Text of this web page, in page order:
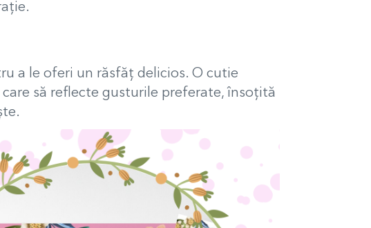
a le oferi un răsfăț delicios. O cutie
să reflecte gusturile preferate, însoțită